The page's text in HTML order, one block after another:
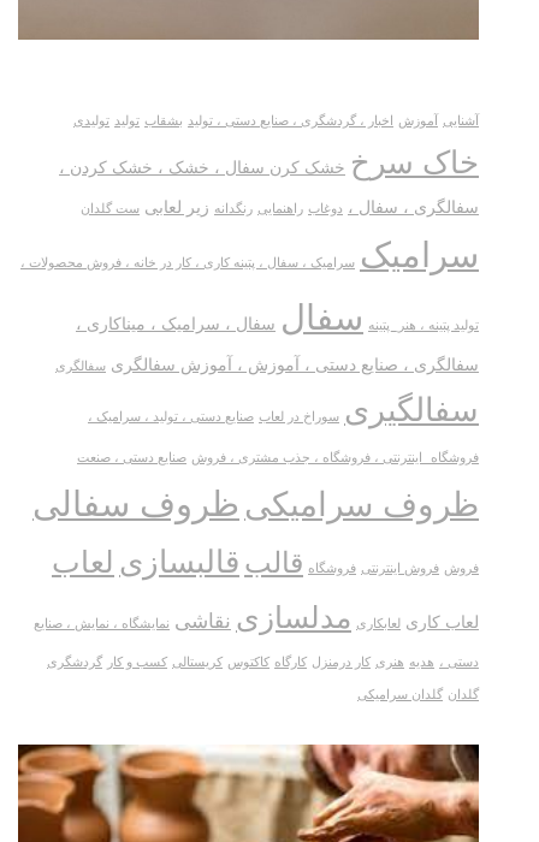
آشنایی آموزش اخبار ، گردشگری ، صنایع دستی ، تولید بشقاب تولید تولیدی
خاک سرخ خشک کرن سفال ، خشک ، خشک کردن ،
سفالگری ، سفال ، دوغاب راهنمایی رنگدانه زیر لعابی ست گلدان
سرامیک سرامیک ، سفال ، پتینه کاری ، کار در خانه ، فروش محصولات ،
تولید پتینه ، هنر_پتینه سفال سفال ، سرامیک ، میناکاری ،
سفالگری ، صنایع دستی ، آموزش ، آموزش سفالگری سفالگری
سفالگیری سوراخ در لعاب صنایع دستی ، تولید ، سرامیک ،
فروشگاه_اینترنتی ، فروشگاه ، جذب مشتری ، فروش صنایع دستی ، صنعت
ظروف سرامیکی ظروف سفالی
فروش فروش اینترنتی فروشگاه قالب قالبسازی لعاب
لعاب کاری لعابکاری مدلسازی نقاشی نمایشگاه ، نمایش ، صنایع
دستی ، هدیه هنری کار درمنزل کارگاه کاکتوس کریستالی کسب و کار گردشگری
گلدان گلدان سرامیکی